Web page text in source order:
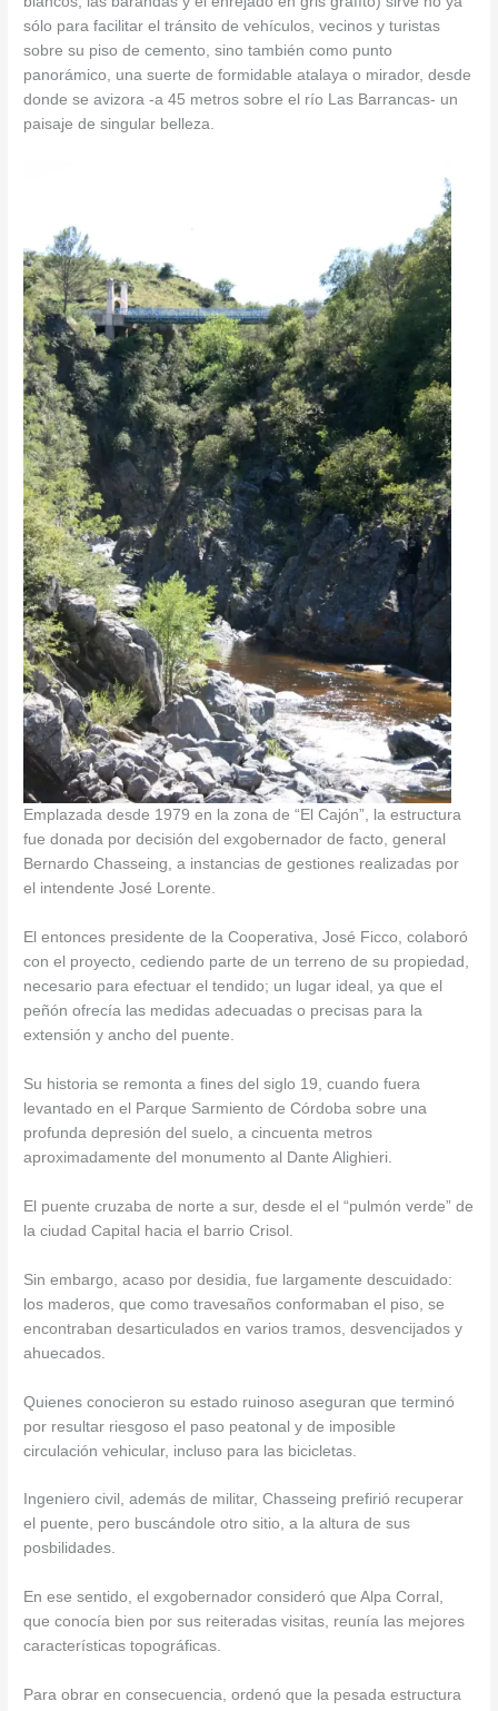
sólo para facilitar el tránsito de vehículos, vecinos y turistas
sobre su piso de cemento, sino también como punto
panorámico, una suerte de formidable atalaya o mirador, desde
donde se avizora -a 45 metros sobre el río Las Barrancas- un
paisaje de singular belleza.
Emplazada desde 1979 en la zona de “El Cajón”, la estructura
fue donada por decisión del exgobernador de facto, general
Bernardo Chasseing, a instancias de gestiones realizadas por
el intendente José Lorente.
El entonces presidente de la Cooperativa, José Ficco, colaboró
con el proyecto, cediendo parte de un terreno de su propiedad,
necesario para efectuar el tendido; un lugar ideal, ya que el
peñón ofrecía las medidas adecuadas o precisas para la
extensión y ancho del puente.
Su historia se remonta a fines del siglo 19, cuando fuera
levantado en el Parque Sarmiento de Córdoba sobre una
profunda depresión del suelo, a cincuenta metros
aproximadamente del monumento al Dante Alighieri.
El puente cruzaba de norte a sur, desde el el “pulmón verde” de
la ciudad Capital hacia el barrio Crisol.
Sin embargo, acaso por desidia, fue largamente descuidado:
los maderos, que como travesaños conformaban el piso, se
encontraban desarticulados en varios tramos, desvencijados y
ahuecados.
Quienes conocieron su estado ruinoso aseguran que terminó
por resultar riesgoso el paso peatonal y de imposible
circulación vehicular, incluso para las bicicletas.
Ingeniero civil, además de militar, Chasseing prefirió recuperar
el puente, pero buscándole otro sitio, a la altura de sus
posbilidades.
En ese sentido, el exgobernador consideró que Alpa Corral,
que conocía bien por sus reiteradas visitas, reunía las mejores
características topográficas.
Para obrar en consecuencia, ordenó que la pesada estructura